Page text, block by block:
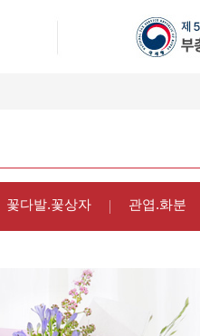
꽃다발.꽃상자 관엽.화분